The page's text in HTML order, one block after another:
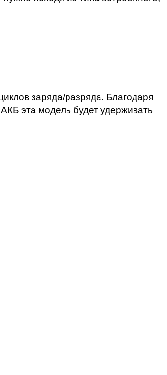
заряда/разряда. Благодаря
эта модель будет удерживать